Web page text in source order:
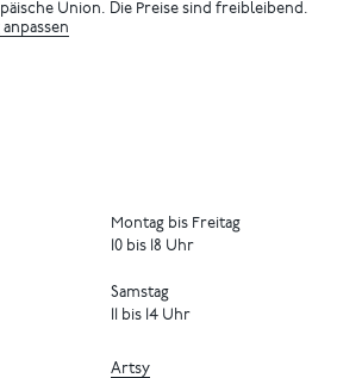
Union. Die Preise sind freibleibend.
Montag bis Freitag
10 bis 18 Uhr
Samstag
11 bis 14 Uhr
Artsy